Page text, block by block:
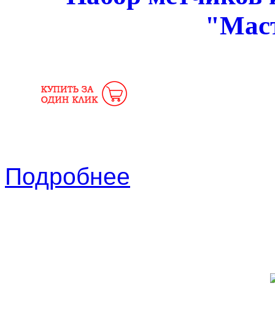
Подробнее